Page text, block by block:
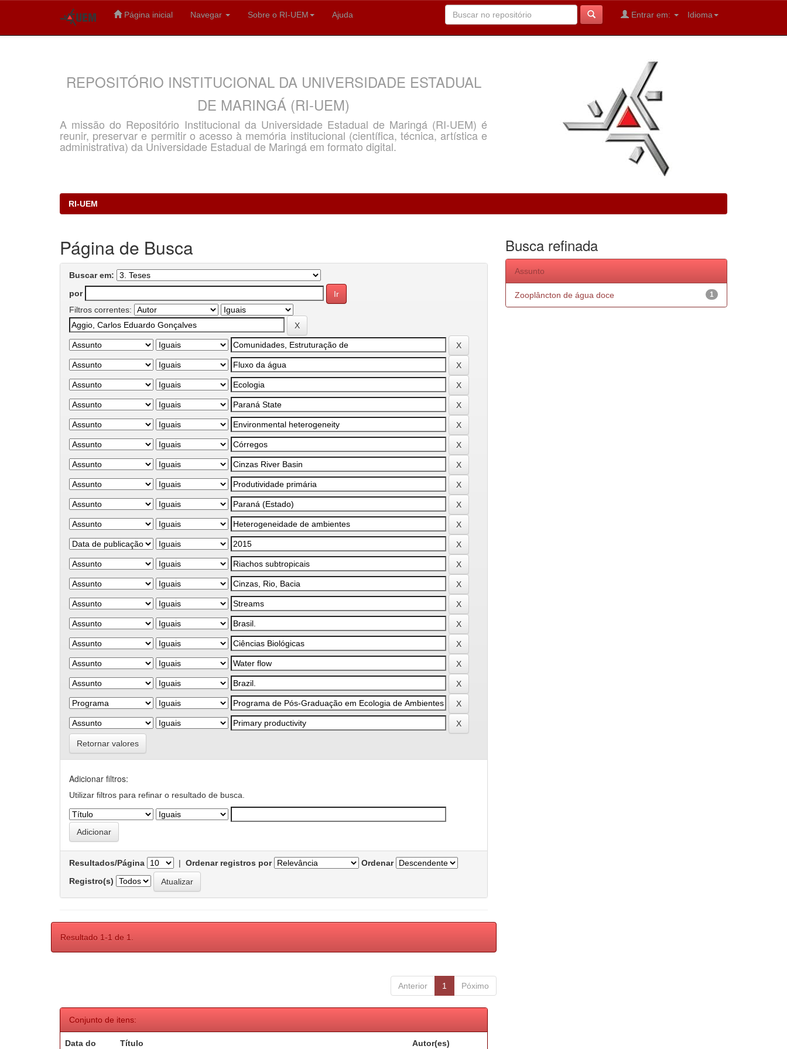
Página inicial Navegar Sobre o RI-UEM Ajuda Idioma
Entrar em:
REPOSITÓRIO INSTITUCIONAL DA UNIVERSIDADE ESTADUAL
DE MARINGÁ (RI-UEM)
A missão do Repositório Institucional da Universidade Estadual de Maringá (RI-UEM) é
reunir, preservar e permitir o acesso à memória institucional (científica, técnica, artística e
administrativa) da Universidade Estadual de Maringá em formato digital.
RI-UEM
Página de Busca
Buscar em:
por
Filtros correntes:
Retornar valores
Adicionar filtros:
Utilizar filtros para refinar o resultado de busca.
Resultados/Página | Ordenar registros por
Ordenar
Registro(s)
Resultado 1-1 de 1.
Anterior 1 Póximo
Conjunto de itens:
Data do Título Autor(es)
Busca refinada
Assunto
1
Zooplâncton de água doce